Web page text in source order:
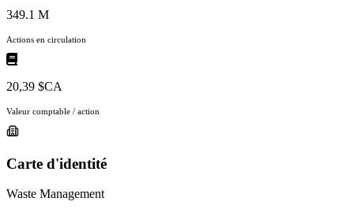
349.1 M
Actions en circulation
20,39 $CA
Valeur comptable / action
Carte d'identité
Waste Management